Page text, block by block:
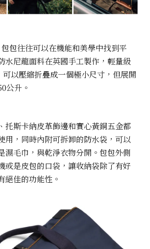
包往往可以在機能和美學中找到平
水尼龍面料在英國手工製作，輕量級
以壓縮折疊成一個極小尺寸，但展開
公升。
托斯卡納皮革飾邊和實心黃銅五金都
用，同時內附可拆卸的防水袋，可以
濕毛巾，與乾淨衣物分開。包包外側
或是皮包的口袋，讓收納袋除了有好
絕佳的功能性。